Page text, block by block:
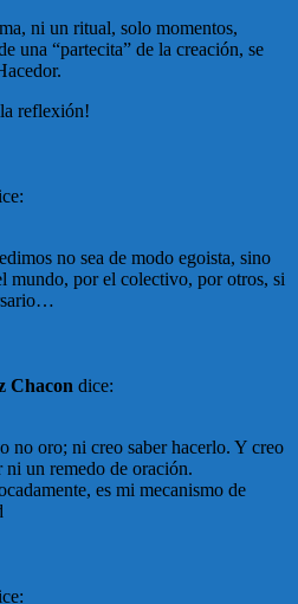
ni un ritual, solo momentos,
una “partecita” de la creación, se
reflexión!
no sea de modo egoista, sino
mundo, por el colectivo, por otros, si
Chacon dice:
no oro; ni creo saber hacerlo. Y creo
un remedo de oración.
es mi mecanismo de